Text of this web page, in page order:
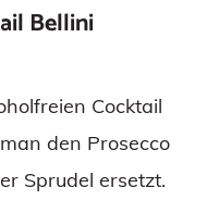
Bellini
Cocktail
den Prosecco
Sprudel ersetzt.